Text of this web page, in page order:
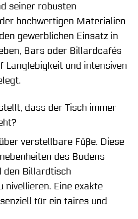
seiner robusten
hochwertigen Materialien
gewerblichen Einsatz in
Bars oder Billardcafés
Langlebigkeit und intensiven
dass der Tisch immer
verstellbare Füße. Diese
des Bodens
den Billardtisch
nivellieren. Eine exakte
für ein faires und